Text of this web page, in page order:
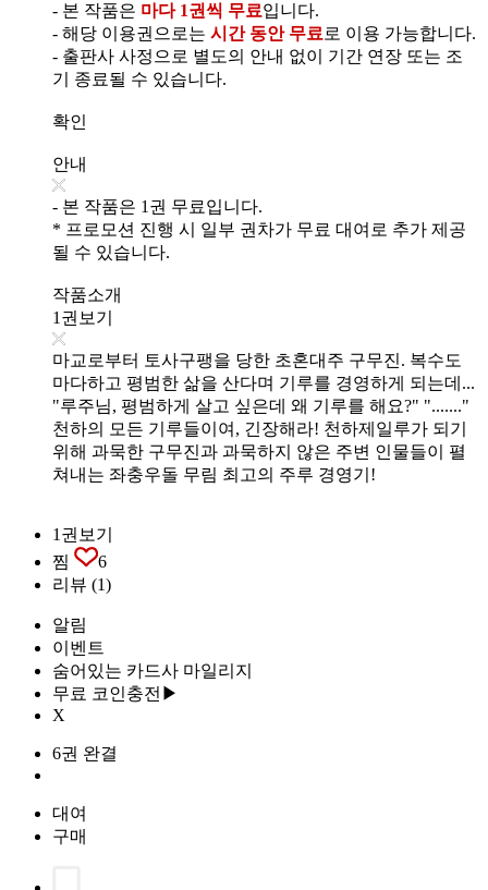
- 본 작품은 마다 1권씩 무료입니다.
- 해당 이용권으로는 시간 동안 무료 로 이용 가능합니다.
- 출판사 사정으로 별도의 안내 없이 기간 연장 또는 조
기 종료될 수 있습니다.
확인
안내
- 본 작품은 1권 무료입니다.
* 프로모션 진행 시 일부 권차가 무료 대여로 추가 제공
될 수 있습니다.
작품소개
1권보기
마교로부터 토사구팽을 당한 초혼대주 구무진. 복수도
마다하고 평범한 삶을 산다며 기루를 경영하게 되는데...
"루주님, 평범하게 살고 싶은데 왜 기루를 해요?" "......."
천하의 모든 기루들이여, 긴장해라! 천하제일루가 되기
위해 과묵한 구무진과 과묵하지 않은 주변 인물들이 펼
쳐내는 좌충우돌 무림 최고의 주루 경영기!
1권보기
찜
6
리뷰 (1)
알림
이벤트
숨어있는 카드사 마일리지
무료 코인충전▶
X
6권 완결
대여
구매